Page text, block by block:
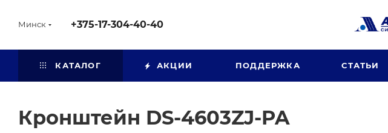
Минск +375-17-304-40-40
КАТАЛОГ АКЦИИ ПОДДЕРЖКА СТАТЬИ
Кронштейн DS-4603ZJ-PA